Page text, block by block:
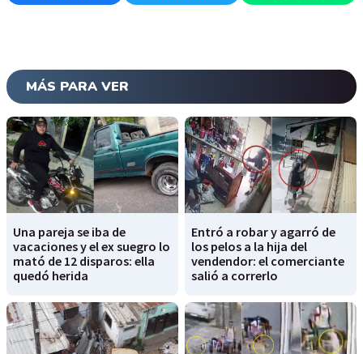
MÁS PARA VER
Una pareja se iba de
vacaciones y el ex suegro lo
mató de 12 disparos: ella
quedó herida
Entró a robar y agarró de
los pelos a la hija del
vendendor: el comerciante
salió a correrlo